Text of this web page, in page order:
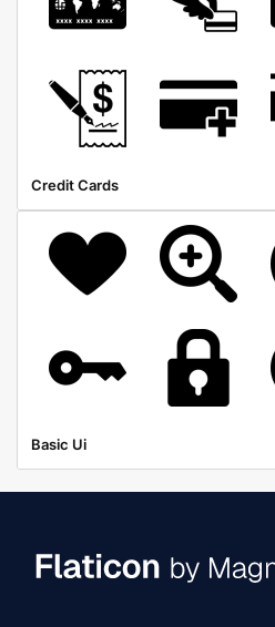
Credit Cards
Basic Ui